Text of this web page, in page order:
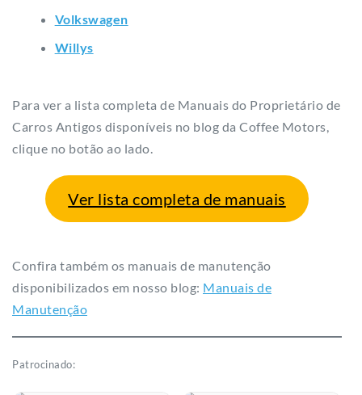
Volkswagen
Willys
Para ver a lista completa de Manuais do Proprietário de
Carros Antigos disponíveis no blog da Coffee Motors,
clique no botão ao lado.
Ver lista completa de manuais
Confira também os manuais de manutenção
disponibilizados em nosso blog: Manuais de
Manutenção
Patrocinado: